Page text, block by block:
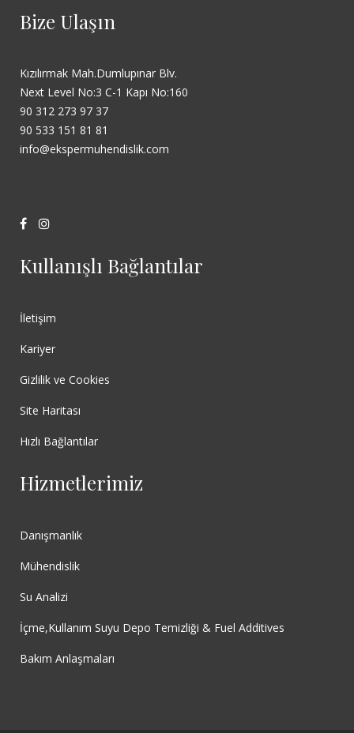
Bize Ulaşın
Kızılırmak Mah.Dumlupınar Blv.
Next Level No:3 C-1 Kapı No:160
90 312 273 97 37
90 533 151 81 81
info@ekspermuhendislik.com
Kullanışlı Bağlantılar
İletişim
Kariyer
Gizlilik ve Cookies
Site Haritası
Hızlı Bağlantılar
Hizmetlerimiz
Danışmanlık
Mühendislik
Su Analizi
İçme,Kullanım Suyu Depo Temizliği & Fuel Additives
Bakım Anlaşmaları